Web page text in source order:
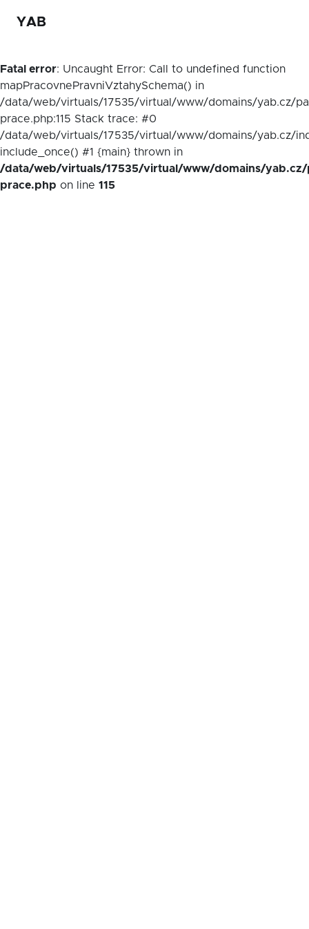
YAB
Fatal error: Uncaught Error: Call to undefined function
mapPracovnePravniVztahySchema() in
/data/web/virtuals/17535/virtual/www/domains/yab.cz/
prace.php:115 Stack trace: #0
/data/web/virtuals/17535/virtual/www/domains/yab.cz/
include_once() #1 {main} thrown in
/data/web/virtuals/17535/virtual/www/domains/yab.cz/
prace.php on line 115